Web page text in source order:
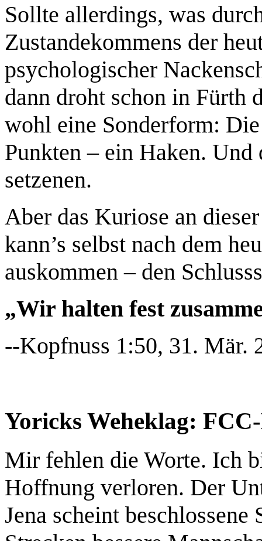
Sollte allerdings, was
Zustandekommens der
psychologischer
dann droht schon in Fürth
wohl eine Sonderform:
Punkten – ein Haken. Und
setzenen.
Aber das Kuriose an
kann’s selbst nach dem
auskommen – den
„Wir halten fest
--Kopfnuss 1:50, 31. Mär.
Yoricks Weheklag:
Mir fehlen die Worte. Ich
Hoffnung verloren. Der
Jena scheint